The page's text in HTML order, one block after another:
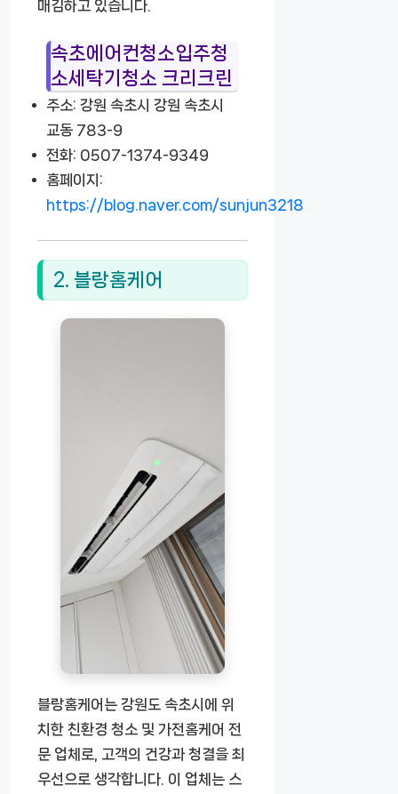
매김하고 있습니다.
속초에어컨청소입주청
소세탁기청소 크리크린
주소: 강원 속초시 강원 속초시
교동 783-9
전화: 0507-1374-9349
홈페이지:
https://blog.naver.com/sunjun3218
2. 블랑홈케어
블랑홈케어는 강원도 속초시에 위
치한 친환경 청소 및 가전홈케어 전
문 업체로, 고객의 건강과 청결을 최
우선으로 생각합니다. 이 업체는 스